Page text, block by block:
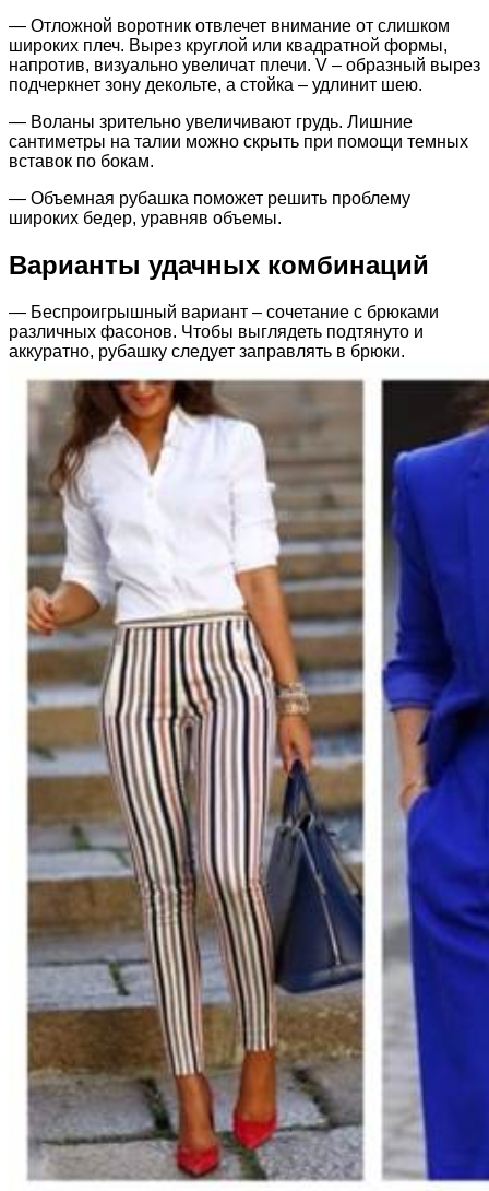
— Отложной воротник отвлечет внимание от слишком
широких плеч. Вырез круглой или квадратной формы,
напротив, визуально увеличат плечи. V – образный вырез
подчеркнет зону декольте, а стойка – удлинит шею.
— Воланы зрительно увеличивают грудь. Лишние
сантиметры на талии можно скрыть при помощи темных
вставок по бокам.
— Объемная рубашка поможет решить проблему
широких бедер, уравняв объемы.
Варианты удачных комбинаций
— Беспроигрышный вариант – сочетание с брюками
различных фасонов. Чтобы выглядеть подтянуто и
аккуратно, рубашку следует заправлять в брюки.